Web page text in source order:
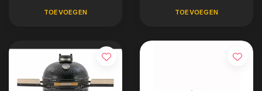
TOEVOEGEN TOEVOEGEN